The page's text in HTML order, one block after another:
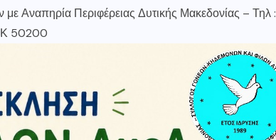
Αναπηρία Περιφέρειας Δυτικής Μακεδονίας – Τηλ :
50200